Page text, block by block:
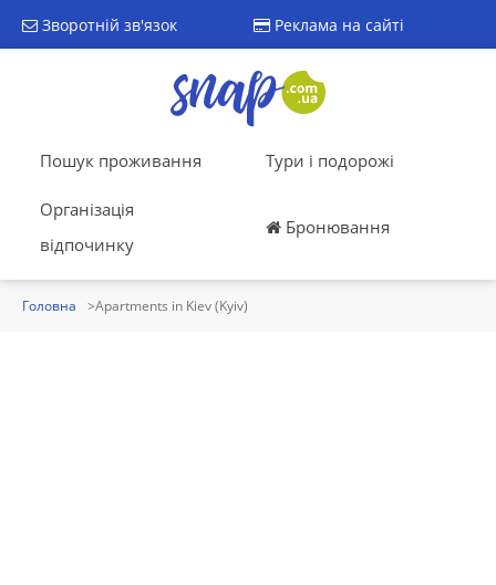
Зворотній зв'язок Реклама на сайті
Пошук проживання Тури і подорожі
Організація
відпочинку
Бронювання
Головна Apartments in Kiev (Kyiv)